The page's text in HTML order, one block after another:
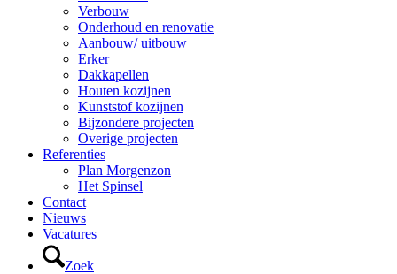
Verbouw
Onderhoud en renovatie
Aanbouw/ uitbouw
Erker
Dakkapellen
Houten kozijnen
Kunststof kozijnen
Bijzondere projecten
Overige projecten
Referenties
Plan Morgenzon
Het Spinsel
Contact
Nieuws
Vacatures
Zoek